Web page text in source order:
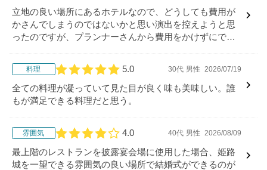
立地の良い場所にあるホテルなので、どうしても費用が
かさんでしまうのではないかと思い演出を控えようと思
ったのですが、プランナーさんから費用をかけずにでき
料理
口コミ評価
5.0 30代 男性 2026/07/19
全ての料理が凝っていて見た目が良く味も美味しい。誰
もが満足できる料理だと思う。
雰囲気
口コミ評価
4.0 40代 男性 2026/08/09
最上階のレストランを披露宴会場に使用した場合、姫路
城を一望できる雰囲気の良い場所で結婚式ができるのが